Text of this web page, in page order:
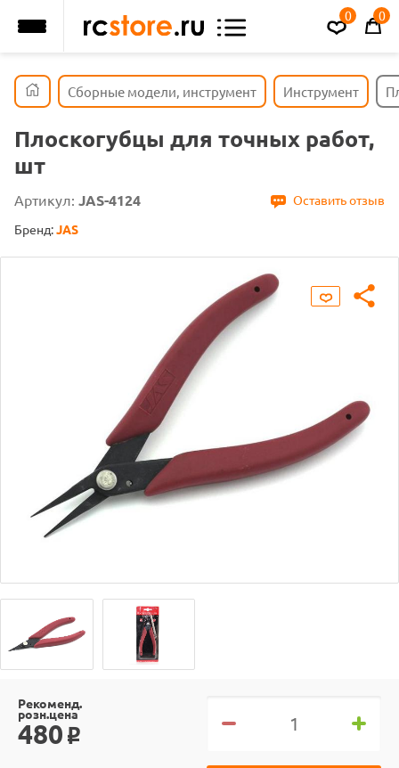
0 0
Сборные модели, инструмент Инструмент
Плоскогубцы для точных работ,
шт
Артикул: JAS-4124
Оставить отзыв
Бренд:JAS
Рекоменд.
розн.цена
480 o